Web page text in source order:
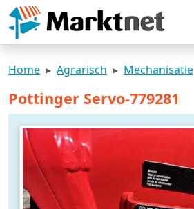
Home Agrarisch Mechanisatie
Pottinger Servo-779281